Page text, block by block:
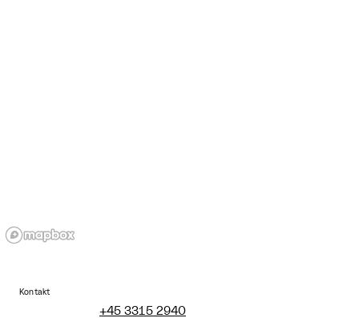
Kontakt
+45 3315 2940